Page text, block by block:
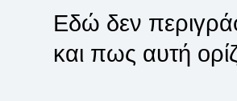
Εδώ δεν
και πως αυτή